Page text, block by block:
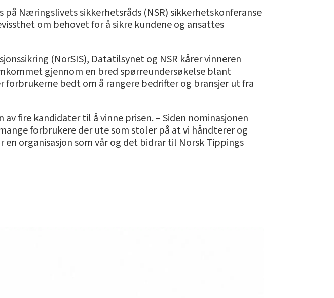
Næringslivets sikkerhetsråds (NSR) sikkerhetskonferanse
om behovet for å sikre kundene og ansattes
(NorSIS), Datatilsynet og NSR kårer vinneren
gjennom en bred spørreundersøkelse blant
bedt om å rangere bedrifter og bransjer ut fra
fire kandidater til å vinne prisen. – Siden nominasjonen
forbrukere der ute som stoler på at vi håndterer og
organisasjon som vår og det bidrar til Norsk Tippings